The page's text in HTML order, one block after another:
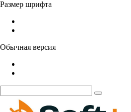
Размер шрифта
Обычная версия